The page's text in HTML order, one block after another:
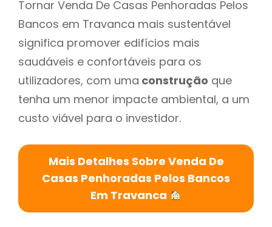
Tornar Venda De Casas Penhoradas Pelos
Bancos em Travanca mais sustentável
significa promover edifícios mais
saudáveis e confortáveis para os
utilizadores, com uma construção que
tenha um menor impacte ambiental, a um
custo viável para o investidor.
Mais Detalhes Sobre Venda De
Casas Penhoradas Pelos Bancos
Em Travanca